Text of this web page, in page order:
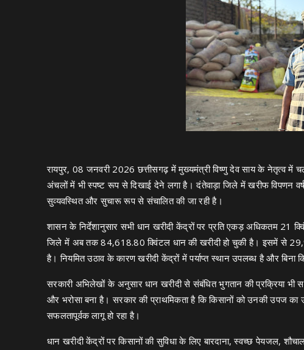
रायपुर, 08 जनवरी 2026 छत्तीसगढ़ में मुख्यमंत्री विष्णु देव साय के नेतृत्व में
अंचलों में भी स्पष्ट रूप से दिखाई देने लगा है। दंतेवाड़ा जिले में खरीफ विपणन
सुव्यवस्थित और सुचारू रूप से संचालित की जा रही है।
शासन के निर्देशानुसार सभी धान खरीदी केंद्रों पर प्रति एकड़ अधिकतम 21
जिले में अब तक 84,618.80 क्विंटल धान की खरीदी हो चुकी है। इसमें से
है। नियमित उठाव के कारण खरीदी केंद्रों में पर्याप्त स्थान उपलब्ध है और बिना
सरकारी अभिलेखों के अनुसार धान खरीदी से संबंधित भुगतान की प्रक्रिया
और भरोसा बना है। सरकार की प्राथमिकता है कि किसानों को उनकी उपज
सफलतापूर्वक लागू हो रहा है।
धान खरीदी केंद्रों पर किसानों की सुविधा के लिए बारदाना, स्वच्छ पेयजल,